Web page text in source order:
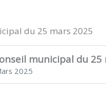
du 25 mars 2025
municipal du 25
2025